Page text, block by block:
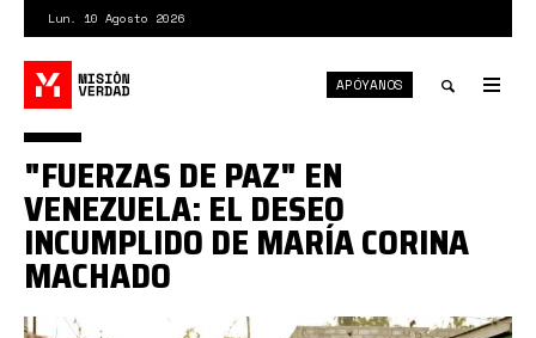
contenido
principal
Lun. 10 Agosto 2026
APÓYANOS
"FUERZAS DE PAZ" EN
VENEZUELA: EL DESEO
INCUMPLIDO DE MARÍA CORINA
MACHADO